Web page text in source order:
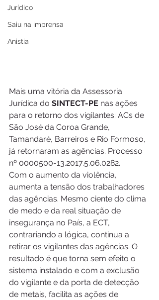
Jurídico
Saiu na imprensa
Anistia
Mais uma vitória da Assessoria
Jurídica do SINTECT-PE nas ações
para o retorno dos vigilantes: ACs de
São José da Coroa Grande,
Tamandaré, Barreiros e Rio Formoso,
já retornaram as agências. Processo
nº 0000500-13.2017.5.06.0282.
Com o aumento da violência,
aumenta a tensão dos trabalhadores
das agências. Mesmo ciente do clima
de medo e da real situação de
insegurança no País, a ECT,
contrariando a lógica, continua a
retirar os vigilantes das agências. O
resultado é que torna sem efeito o
sistema instalado e com a exclusão
do vigilante e da porta de detecção
de metais, facilita as ações de